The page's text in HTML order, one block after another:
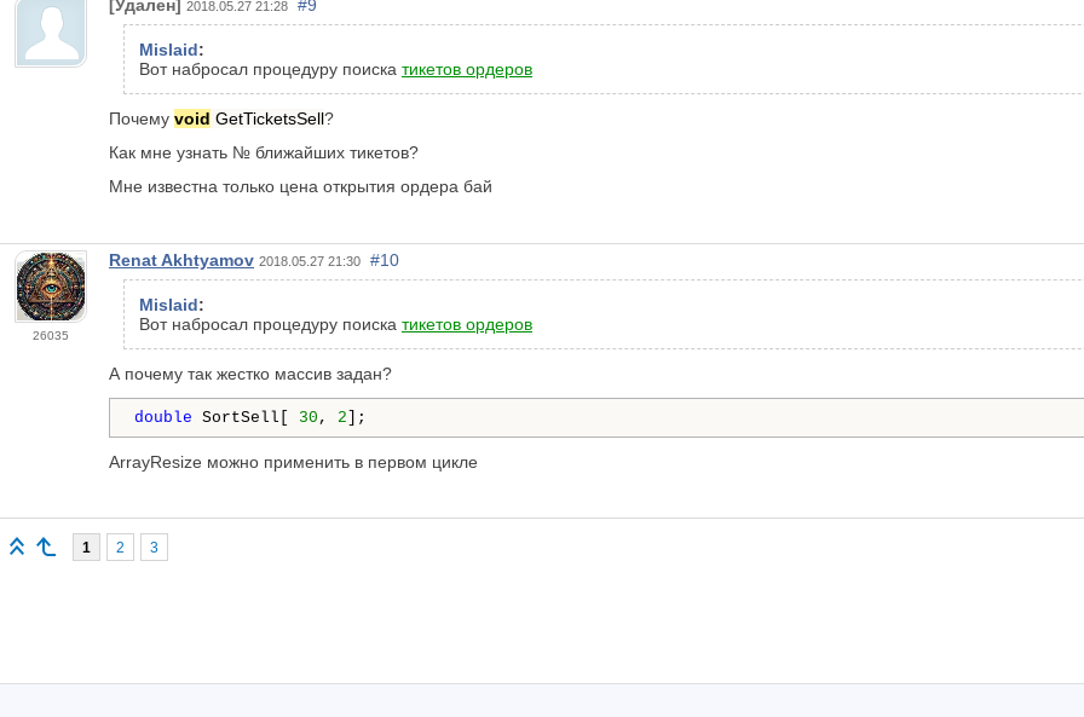
[Удален] 2018.05.27 21:28 #9
Mislaid:
Вот набросал процедуру поиска тикетов ордеров
Почему void GetTicketsSell?
Как мне узнать № ближайших тикетов?
Мне известна только цена открытия ордера бай
26035
Renat Akhtyamov 2018.05.27 21:30 #10
Mislaid:
Вот набросал процедуру поиска тикетов ордеров
А почему так жестко массив задан?
double SortSell[ 30 , 2];
ArrayResize можно применить в первом цикле
1 2 3